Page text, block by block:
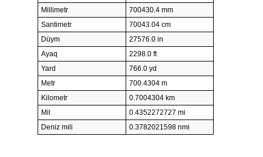
Millimetr
700430.4 mm
Santimetr
70043.04 cm
Düym
27576.0 in
Ayaq
2298.0 ft
Yard
766.0 yd
Metr
700.4304 m
Kilometr
0.7004304 km
Mil
0.4352272727 mi
Deniz mili
0.3782021598 nmi